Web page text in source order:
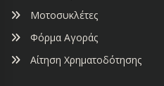
Μοτοσυκλέτες
Φόρμα Αγοράς
Αίτηση Χρηματοδότησης